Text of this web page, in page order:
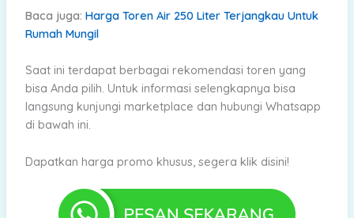
Baca juga: Harga Toren Air 250 Liter Terjangkau Untuk
Rumah Mungil
Saat ini terdapat berbagai rekomendasi toren yang
bisa Anda pilih. Untuk informasi selengkapnya bisa
langsung kunjungi marketplace dan hubungi Whatsapp
di bawah ini.
Dapatkan harga promo khusus, segera klik disini!